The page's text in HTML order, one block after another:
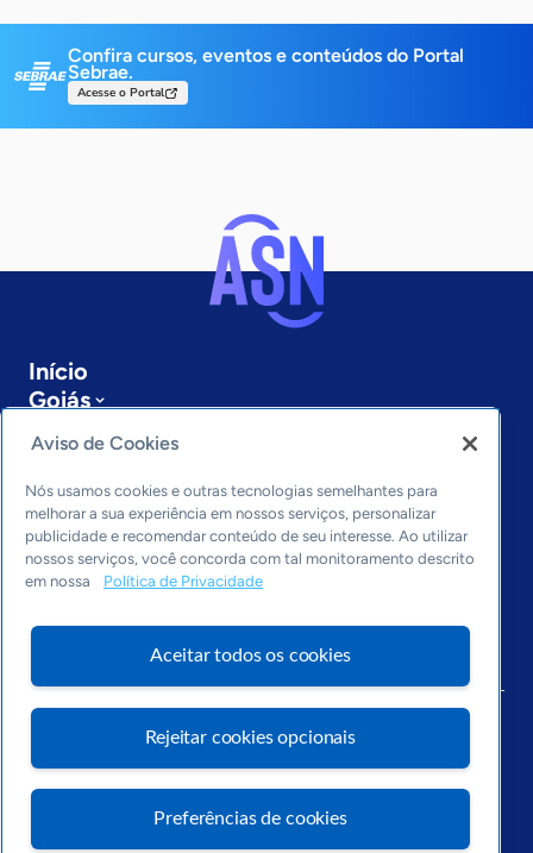
Confira cursos, eventos e conteúdos do Portal
Sebrae.
Acesse o Portal
Início
Goiás
Sobre a ASN
Últimas notícias
Entre em contato
Editorias
Economia & Política
Inovação & Tecnologia
Cultura empreendedora
Arquivo
Aviso de Cookies
Nós usamos cookies e outras tecnologias semelhantes para
melhorar a sua experiência em nossos serviços, personalizar
publicidade e recomendar conteúdo de seu interesse. Ao utilizar
nossos serviços, você concorda com tal monitoramento descrito
em nossa
Política de Privacidade
Aceitar todos os cookies
Rejeitar cookies opcionais
Preferências de cookies